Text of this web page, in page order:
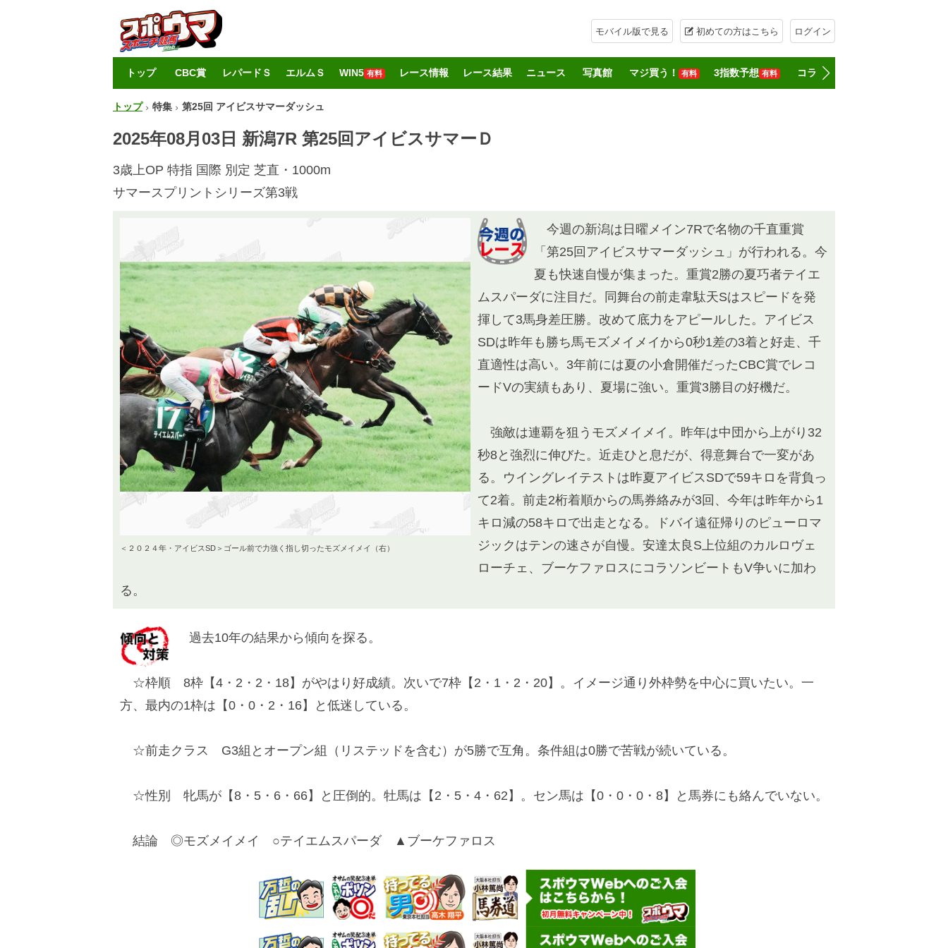
モバイル版で見る 初めての方はこちら ログイン
トップ CBC賞 レパードＳ エルムＳ WIN5 有料 レース情報 レース結果 ニュース 写真館 マジ買う！ 有料 3指数予想 有料 コラム
トップ 特集 第25回 アイビスサマーダッシュ
2025年08月03日 新潟7R 第25回アイビスサマーＤ
3歳上OP 特指 国際 別定 芝直・1000m
サマースプリントシリーズ第3戦
＜２０２４年・アイビスSD＞ゴール前で力強く指し切ったモズメイメイ（右）
今週の新潟は日曜メイン7Rで名物の千直重賞
「第25回アイビスサマーダッシュ」が行われる。今
夏も快速自慢が集まった。重賞2勝の夏巧者テイエ
ムスパーダに注目だ。同舞台の前走韋駄天Sはスピードを発
揮して3馬身差圧勝。改めて底力をアピールした。アイビス
SDは昨年も勝ち馬モズメイメイから0秒1差の3着と好走、千
直適性は高い。3年前には夏の小倉開催だったCBC賞でレコ
ードVの実績もあり、夏場に強い。重賞3勝目の好機だ。
強敵は連覇を狙うモズメイメイ。昨年は中団から上がり32
秒8と強烈に伸びた。近走ひと息だが、得意舞台で一変があ
る。ウイングレイテストは昨夏アイビスSDで59キロを背負っ
て2着。前走2桁着順からの馬券絡みが3回、今年は昨年から1
キロ減の58キロで出走となる。ドバイ遠征帰りのピューロマ
ジックはテンの速さが自慢。安達太良S上位組のカルロヴェ
ローチェ、ブーケファロスにコラソンビートもV争いに加わ
る。
過去10年の結果から傾向を探る。
☆枠順 8枠【4・2・2・18】がやはり好成績。次いで7枠【2・1・2・20】。イメージ通り外枠勢を中心に買いたい。一
方、最内の1枠は【0・0・2・16】と低迷している。
☆前走クラス G3組とオープン組（リステッドを含む）が5勝で互角。条件組は0勝で苦戦が続いている。
☆性別 牝馬が【8・5・6・66】と圧倒的。牡馬は【2・5・4・62】。セン馬は【0・0・0・8】と馬券にも絡んでいない。
結論 ◎モズメイメイ ○テイエムスパーダ ▲ブーケファロス